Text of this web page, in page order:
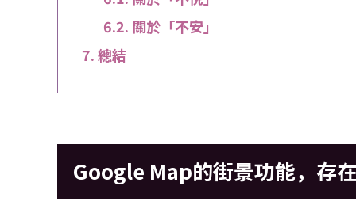
關於「不安」
總結
Google Map的街景功能，存